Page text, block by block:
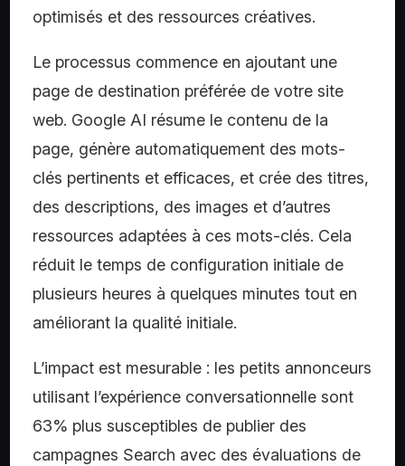
optimisés et des ressources créatives.
Le processus commence en ajoutant une
page de destination préférée de votre site
web. Google AI résume le contenu de la
page, génère automatiquement des mots-
clés pertinents et efficaces, et crée des titres,
des descriptions, des images et d’autres
ressources adaptées à ces mots-clés. Cela
réduit le temps de configuration initiale de
plusieurs heures à quelques minutes tout en
améliorant la qualité initiale.
L’impact est mesurable : les petits annonceurs
utilisant l’expérience conversationnelle sont
63% plus susceptibles de publier des
campagnes Search avec des évaluations de